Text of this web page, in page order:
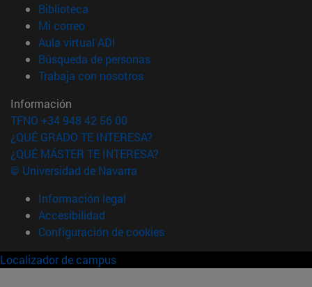
Biblioteca
Mi correo(abre en nueva ventana)
Aula virtual ADI
Búsqueda de personas(abre en nueva ventana)
Trabaja con nosotros(abre en nueva ventana)
Información
TFNO +34 948 42 56 00
¿QUÉ GRADO TE INTERESA?
¿QUÉ MÁSTER TE INTERESA?
© Universidad de Navarra
Información legal
Accesibilidad
Configuración de cookies
Localizador de campus